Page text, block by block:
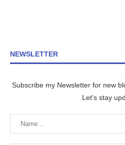
NEWSLETTER
Subscribe my Newsletter for new
Let's stay